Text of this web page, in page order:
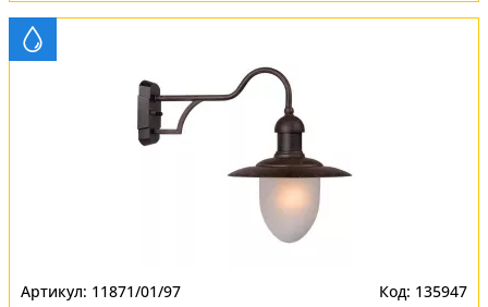
11871/01/97 135947